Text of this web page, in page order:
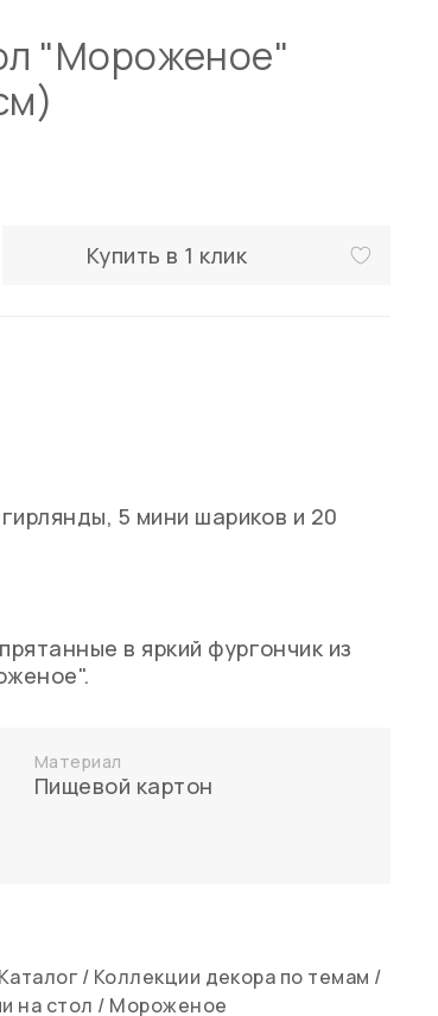
"Мороженое"
Купить в 1 клик
5 мини шариков и 20
в яркий фургончик из
Материал
Пищевой картон
Каталог / Коллекции декора по темам /
на стол / Мороженое